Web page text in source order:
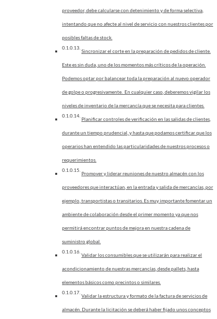
proveedor, debe calcularse con detenimiento y de forma selectiva,
intentando que no afecte al nivel de servicio con nuestros clientes por
posibles faltas de stock.
Sincronizar el corte en la preparación de pedidos de cliente.
Este es sin duda, uno de los momentos más críticos de la operación.
Podemos optar por balancear toda la preparación al nuevo operador
de golpe o progresivamente. En cualquier caso, deberemos vigilar los
niveles de inventario de la mercancía que se necesita para clientes.
Planificar controles de verificación en las salidas de clientes,
durante un tiempo prudencial, y hasta que podamos certificar que los
operarios han entendido las particularidades de nuestros procesos o
requerimientos.
Promover y liderar reuniones de nuestro almacén con los
proveedores que interactúan, en la entrada y salida de mercancías, por
ejemplo, transportistas o transitarios. Es muy importante fomentar un
ambiente de colaboración desde el primer momento ya que nos
permitirá encontrar puntos de mejora en nuestra cadena de
suministro global.
Validar los consumibles que se utilizarán para realizar el
acondicionamiento de nuestras mercancías, desde pallets, hasta
elementos básicos como precintos o similares.
Validar la estructura y formato de la factura de servicios de
almacén. Durante la licitación se deberá haber fijado unos conceptos